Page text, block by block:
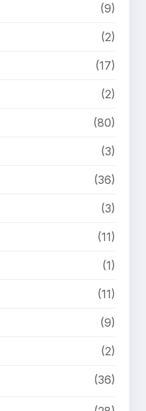
(9)
(2)
(17)
(2)
(80)
(3)
(36)
(3)
(11)
(1)
(11)
(9)
(2)
(36)